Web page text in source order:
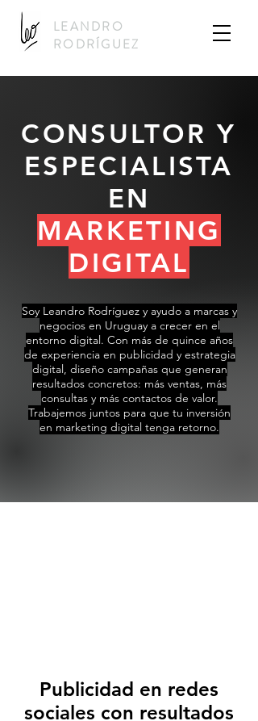
LEANDRO
RODRÍGUEZ
CONSULTOR Y
ESPECIALISTA
EN
MARKETING
DIGITAL
Soy Leandro Rodríguez y ayudo a marcas y
negocios en Uruguay a crecer en el
entorno digital. Con más de quince años
de experiencia en publicidad y estrategia
digital, diseño campañas que generan
resultados concretos: más ventas, más
consultas y más contactos de valor.
Trabajemos juntos para que tu inversión
en marketing digital tenga retorno.
Publicidad en redes
sociales con resultados